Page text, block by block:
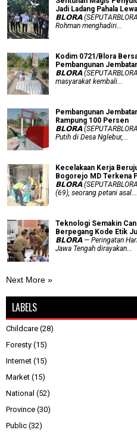
Jadi Ladang Pahala
𝗕𝗟𝗢𝗥𝗔
Rohman menghadiri...
Kodim 0721/Blora
Pembangunan
𝗕𝗟𝗢𝗥𝗔
masyarakat kembali...
Pembangunan
Rampung 100 Persen
𝗕𝗟𝗢𝗥𝗔
Putih di Desa Nglebur,...
Kecelakaan Kerja
Bogorejo MD Terkena
𝗕𝗟𝗢𝗥𝗔
(69), seorang petani asal...
Teknologi Semakin
Berpegang Kode Etik
𝗕𝗟𝗢𝗥𝗔 — Peringatan
Jawa Tengah dirayakan...
Next More »
LABELS
Childcare (28)
Foresty (15)
Internet (15)
Market (15)
National (52)
Province (30)
Public (32)